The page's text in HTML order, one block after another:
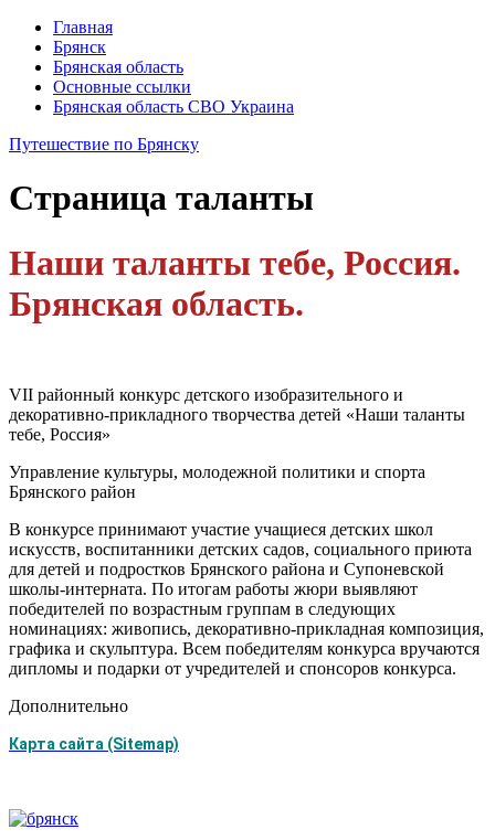
Главная
Брянск
Брянская область
Основные ссылки
Брянская область СВО Украина
Путешествие по Брянску
Страница таланты
Наши таланты тебе, Россия.
Брянская область.
VII районный конкурс детского изобразительного и
декоративно-прикладного творчества детей «Наши таланты
тебе, Россия»
Управление культуры, молодежной политики и спорта
Брянского район
В конкурсе принимают участие учащиеся детских школ
искусств, воспитанники детских садов, социального приюта
для детей и подростков Брянского района и Супоневской
школы-интерната. По итогам работы жюри выявляют
победителей по возрастным группам в следующих
номинациях: живопись, декоративно-прикладная композиция,
графика и скульптура. Всем победителям конкурса вручаются
дипломы и подарки от учредителей и спонсоров конкурса.
Дополнительно
Карта сайта (Sitemap)